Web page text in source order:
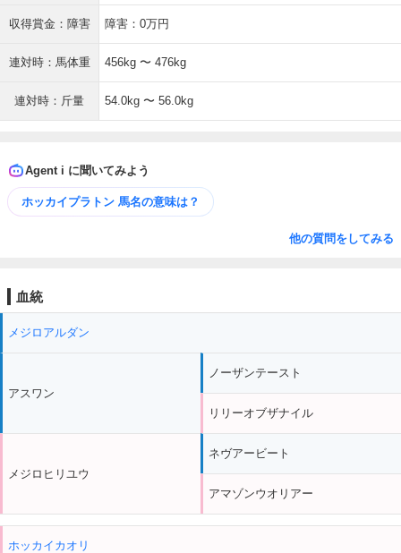
収得賞金：障害 障害：0万円
連対時：馬体重 456kg 〜 476kg
連対時：斤量 54.0kg 〜 56.0kg
Agent i に聞いてみよう
ホッカイプラトン 馬名の意味は？
他の質問をしてみる
血統
メジロアルダン
アスワン
メジロヒリユウ
ノーザンテースト
リリーオブザナイル
ネヴアービート
アマゾンウオリアー
ホッカイカオリ